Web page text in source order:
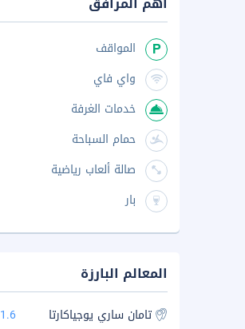
المواقف
واي فاي
خدمات الغرفة
حمام السباحة
صالة ألعاب رياضية
بار
المعالم البارزة
تامان ساري يوجياكارتا
1.6 كيلو